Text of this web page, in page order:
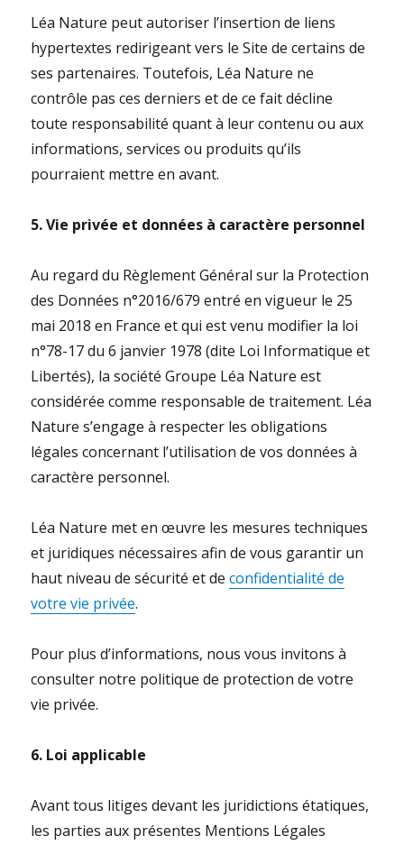
Léa Nature peut autoriser l’insertion de liens
hypertextes redirigeant vers le Site de certains de
ses partenaires. Toutefois, Léa Nature ne
contrôle pas ces derniers et de ce fait décline
toute responsabilité quant à leur contenu ou aux
informations, services ou produits qu’ils
pourraient mettre en avant.
5. Vie privée et données à caractère personnel
Au regard du Règlement Général sur la Protection
des Données n°2016/679 entré en vigueur le 25
mai 2018 en France et qui est venu modifier la loi
n°78-17 du 6 janvier 1978 (dite Loi Informatique et
Libertés), la société Groupe Léa Nature est
considérée comme responsable de traitement. Léa
Nature s’engage à respecter les obligations
légales concernant l’utilisation de vos données à
caractère personnel.
Léa Nature met en œuvre les mesures techniques
et juridiques nécessaires afin de vous garantir un
haut niveau de sécurité et deconfidentialité de
votre vie privée.
Pour plus d’informations, nous vous invitons à
consulter notre politique de protection de votre
vie privée.
6. Loi applicable
Avant tous litiges devant les juridictions étatiques,
les parties aux présentes Mentions Légales